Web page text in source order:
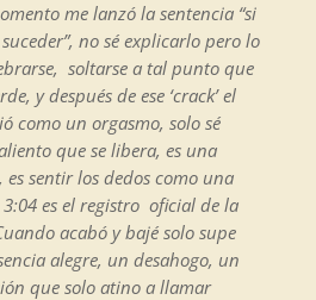
me lanzó la sentencia “si
no sé explicarlo pero lo
soltarse a tal punto que
y después de ese ‘crack’ el
como un orgasmo, solo sé
que se libera, es una
sentir los dedos como una
es el registro oficial de la
acabó y bajé solo supe
alegre, un desahogo, un
que solo atino a llamar